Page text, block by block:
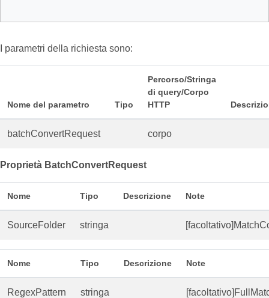
I parametri della richiesta sono:
Nome del parametro Tipo
Percorso/Stringa
di query/Corpo
HTTP
batchConvertRequest corpo
Proprietà BatchConvertRequest
Nome Tipo Descrizione Note
SourceFolder stringa
Nome Tipo Descrizione Note
RegexPattern stringa